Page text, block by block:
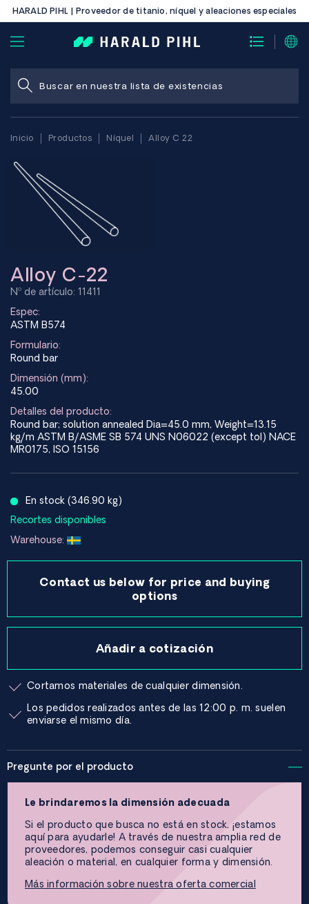
HARALD PIHL | Proveedor de titanio, níquel y aleaciones especiales
Inicio Productos Níquel Alloy C 22
Alloy C-22
Nº de artículo: 11411
Espec:
ASTM B574
Formulario:
Round bar
Dimensión (mm):
45.00
Detalles del producto:
Round bar; solution annealed Dia=45.0 mm, Weight=13.15
kg/m ASTM B/ASME SB 574 UNS N06022 (except tol) NACE
MR0175, ISO 15156
En stock (346.90 kg)
Recortes disponibles
Warehouse:
Contact us below for price and buying
options
Añadir a cotización
Cortamos materiales de cualquier dimensión.
Los pedidos realizados antes de las 12:00 p. m. suelen
enviarse el mismo día.
Pregunte por el producto
Le brindaremos la dimensión adecuada
Si el producto que busca no está en stock, ¡estamos
aquí para ayudarle! A través de nuestra amplia red de
proveedores, podemos conseguir casi cualquier
aleación o material, en cualquier forma y dimensión.
Más información sobre nuestra oferta comercial